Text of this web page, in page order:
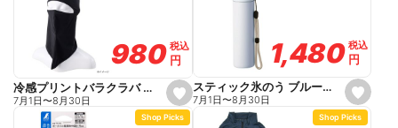
o
r
i
e
o
r
i
e
s
e
t
980
980税込
税込
円
円
冷感プリントバラクラバ ブラック
7月1日〜8月30日
s
e
t
1,480
1,480 税込
税込
円
円
スティック氷のう ブルー 140ml
7月1日〜8月30日
Shop Picks Shop Picks